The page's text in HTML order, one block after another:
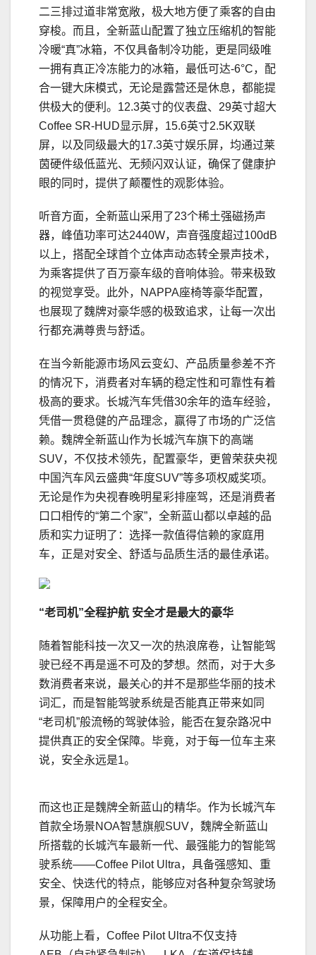
二三排过道非常宽敞，极大地方便了乘客的自由
穿梭。而且，全新蓝山配置了独立压缩机的智能
冷暖“真”冰箱，不仅具备制冷功能，更是同级唯
一拥有真正冷冻能力的冰箱，最低可达-6°C，配
合一键大床模式，无论是露营还是休息，都能提
供极大的便利。12.3英寸的仪表盘、29英寸超大
Coffee SR-HUD显示屏，15.6英寸2.5K双联
屏，以及同级最大的17.3英寸娱乐屏，均通过莱
茵硬件级低蓝光、无频闪双认证，确保了健康护
眼的同时，提供了颠覆性的观影体验。
听音方面，全新蓝山采用了23个稀土强磁扬声
器，峰值功率可达2440W，声音强度超过100dB
以上，搭配全球首个立体声动态转全景声技术，
为乘客提供了百万豪车级的音响体验。带来极致
的视觉享受。此外，NAPPA座椅等豪华配置，
也展现了魏牌对豪华感的极致追求，让每一次出
行都充满尊贵与舒适。
在当今新能源市场风云变幻、产品质量参差不齐
的情况下，消费者对车辆的稳定性和可靠性有着
极高的要求。长城汽车凭借30余年的造车经验，
凭借一贯稳健的产品理念，赢得了市场的广泛信
赖。魏牌全新蓝山作为长城汽车旗下的高端
SUV，不仅技术领先，配置豪华，更曾荣获央视
中国汽车风云盛典“年度SUV”等多项权威奖项。
无论是作为央视春晚明星彩排座驾，还是消费者
口口相传的“第二个家”，全新蓝山都以卓越的品
质和实力证明了：选择一款值得信赖的家庭用
车，正是对安全、舒适与品质生活的最佳承诺。
“老司机”全程护航 安全才是最大的豪华
随着智能科技一次又一次的热浪席卷，让智能驾
驶已经不再是遥不可及的梦想。然而，对于大多
数消费者来说，最关心的并不是那些华丽的技术
词汇，而是智能驾驶系统是否能真正带来如同
“老司机”般流畅的驾驶体验，能否在复杂路况中
提供真正的安全保障。毕竟，对于每一位车主来
说，安全永远是1。
而这也正是魏牌全新蓝山的精华。作为长城汽车
首款全场景NOA智慧旗舰SUV，魏牌全新蓝山
所搭载的长城汽车最新一代、最强能力的智能驾
驶系统——Coffee Pilot Ultra，具备强感知、重
安全、快迭代的特点，能够应对各种复杂驾驶场
景，保障用户的全程安全。
从功能上看，Coffee Pilot Ultra不仅支持